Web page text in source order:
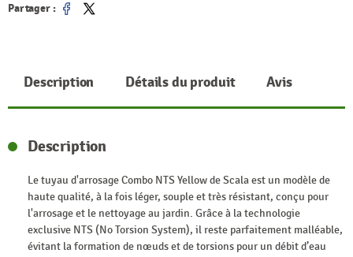
Partager :
Partager
Tweet
Description Détails du produit Avis
Description
Le tuyau d'arrosage Combo NTS Yellow de Scala est un modèle de
haute qualité, à la fois léger, souple et très résistant, conçu pour
l'arrosage et le nettoyage au jardin. Grâce à la technologie
exclusive NTS (No Torsion System), il reste parfaitement malléable,
évitant la formation de nœuds et de torsions pour un débit d’eau